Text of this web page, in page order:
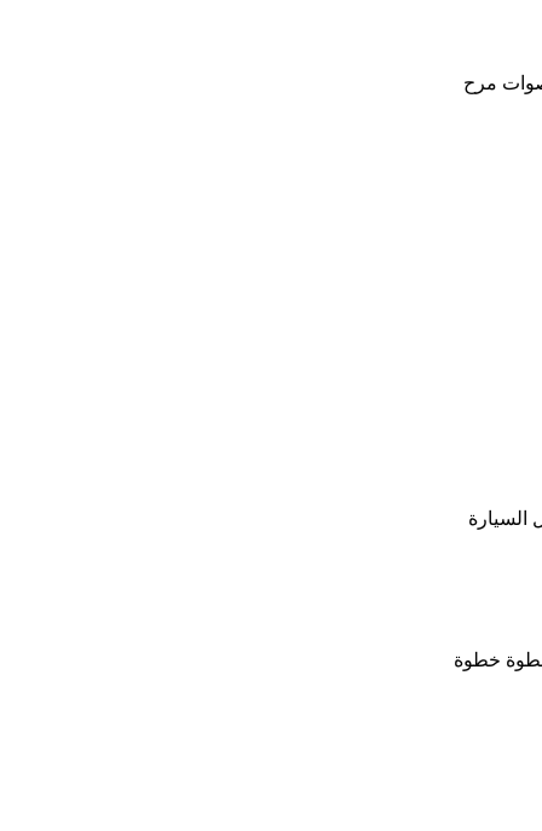
مرح
السيارة
خطوة خطوة